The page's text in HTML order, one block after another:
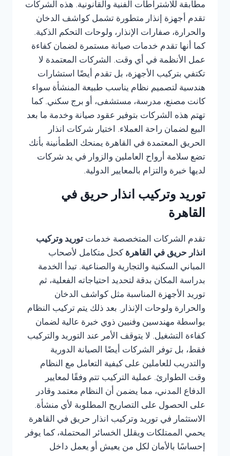
مطابقة للاشتراطات الفنية والقانونية. هذه الشركات
تقدم أجهزة إنذار متطورة تشمل كواشف الدخان
والحرارة، صفارات الإنذار، ولوحات التحكم الذكية.
كما أنها تقدم خدمات صيانة مستمرة لضمان كفاءة
عمل الأنظمة في أي وقت. الشركات المعتمدة لا
تكتفي بتركيب الأجهزة، بل تقدم أيضًا استشارات
هندسية لتصميم نظام يناسب طبيعة المنشأة سواء
كانت مصنع، مدرسة، مستشفى، أو برج سكني. كما
تهتم هذه الشركات بتوفير عقود صيانة وخدمة ما بعد
البيع لضمان راحة العملاء. اختيار شركات انذار
الحريق المعتمدة في القاهرة يمنحك الطمأنينة بأنك
تضع سلامة أرواح العاملين والزوار في يد شركات
لديها خبرة والتزام بالمعايير الدولية.
توريد وتركيب انذار حريق في
القاهرة
تقدم الشركات المتخصصة خدمات توريد وتركيب
انذار حريق في القاهرة كحل متكامل لأصحاب
المباني السكنية والتجارية والصناعية. تبدأ الخدمة
بدراسة المكان بدقة لتحديد احتياجاته الفعلية، ثم
توريد الأجهزة المناسبة مثل كواشف الدخان
والحرارة ولوحات الإنذار. بعد ذلك يتم تركيب النظام
بواسطة مهندسين وفنيين ذوي خبرة عالية لضمان
كفاءة التشغيل. لا يتوقف الأمر عند التوريد والتركيب
فقط، بل توفر الشركات أيضًا الصيانة الدورية
والتدريب للعاملين على كيفية التعامل مع النظام
وقت الطوارئ. عملية التركيب تتم وفقًا لمعايير
الدفاع المدني، مما يضمن أن النظام معتمد وقادر
على الحصول على التصاريح المطلوبة لأي منشأة.
الاستثمار في توريد وتركيب انذار حريق في القاهرة
يحمي الممتلكات ويقلل الخسائر المحتملة، كما يوفر
إحساسًا بالأمان لكل من يعيش أو يعمل داخل